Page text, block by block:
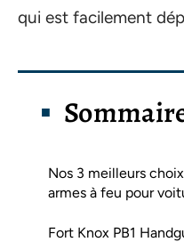
qui est facilement
Nos 3 meilleurs
armes à feu pour
Fort Knox PB1